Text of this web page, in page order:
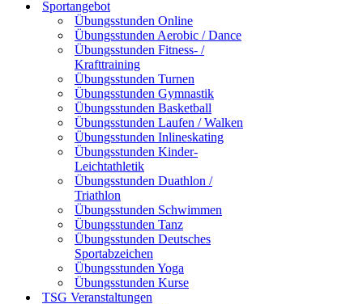
Sportangebot
Übungsstunden Online
Übungsstunden Aerobic / Dance
Übungsstunden Fitness- /
Krafttraining
Übungsstunden Turnen
Übungsstunden Gymnastik
Übungsstunden Basketball
Übungsstunden Laufen / Walken
Übungsstunden Inlineskating
Übungsstunden Kinder-
Leichtathletik
Übungsstunden Duathlon /
Triathlon
Übungsstunden Schwimmen
Übungsstunden Tanz
Übungsstunden Deutsches
Sportabzeichen
Übungsstunden Yoga
Übungsstunden Kurse
TSG Veranstaltungen